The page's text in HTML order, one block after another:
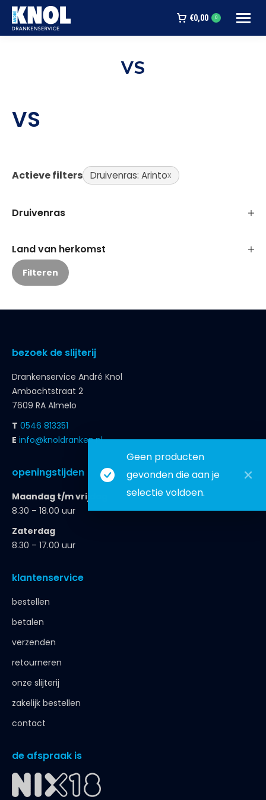
€0,00 0
VS
Geen producten
gevonden die aan je
selectie voldoen.
VS
Actieve filters Druivenras: Arinto
Druivenras
Land van herkomst
Filteren
bezoek de slijterij
Drankenservice André Knol
Ambachtstraat 2
7609 RA Almelo
T 0546 813351
E info@knoldranken.nl
openingstijden
Maandag t/m vrijdag
8.30 – 18.00 uur
Zaterdag
8.30 – 17.00 uur
klantenservice
bestellen
betalen
verzenden
retourneren
onze slijterij
zakelijk bestellen
contact
de afspraak is